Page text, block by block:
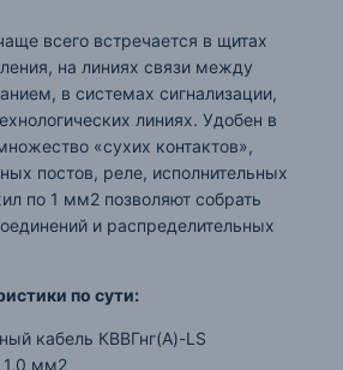
всего встречается в щитах
на линиях связи между
в системах сигнализации,
линиях. Удобен в
«сухих контактов»,
постов, реле, исполнительных
по 1 мм2 позволяют собрать
и распределительных
по сути:
кабель КВВГнг(А)-LS
1,0 мм2